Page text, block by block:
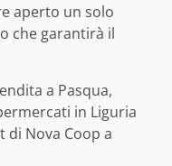
aperto un solo
che garantirà il
a Pasqua,
in Liguria
Nova Coop a